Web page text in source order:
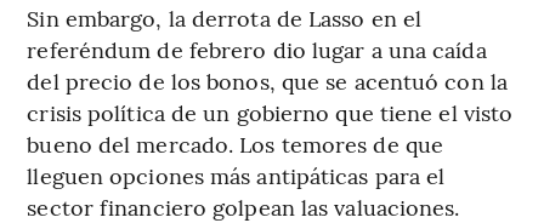
Sin embargo, la derrota de Lasso en el
referéndum de febrero dio lugar a una caída
del precio de los bonos, que se acentuó con la
crisis política de un gobierno que tiene el visto
bueno del mercado. Los temores de que
lleguen opciones más antipáticas para el
sector financiero golpean las valuaciones.